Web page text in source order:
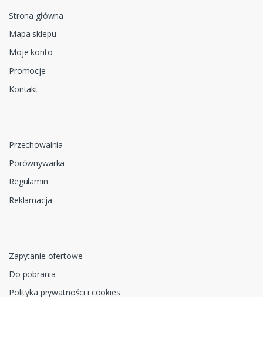
Strona główna
Mapa sklepu
Moje konto
Promocje
Kontakt
Przechowalnia
Porównywarka
Regulamin
Reklamacja
Zapytanie ofertowe
Do pobrania
Polityka prywatności i cookies